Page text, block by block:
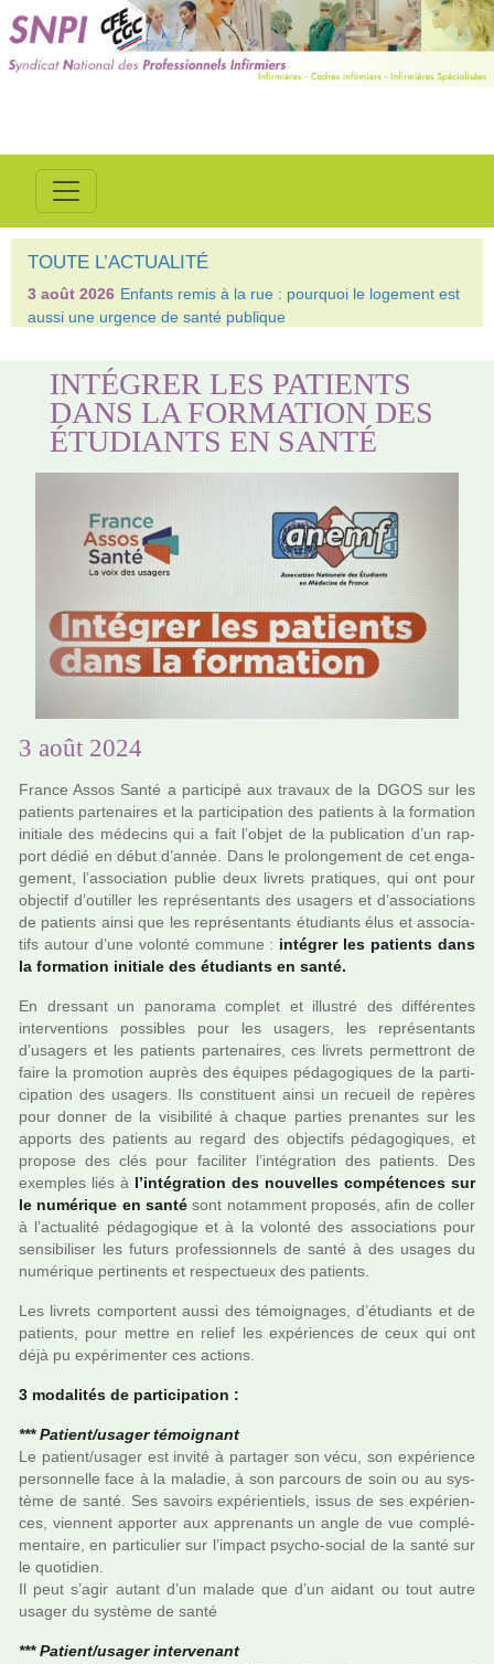
TOUTE L’ACTUALITÉ
3 août 2026 Enfants remis à la rue : pourquoi le logement est
aussi une urgence de santé publique
INTÉGRER LES PATIENTS
DANS LA FORMATION DES
ÉTUDIANTS EN SANTÉ
3 août 2024
France Assos Santé a par­ti­cipé aux tra­vaux de la DGOS sur les
patients par­te­nai­res et la par­ti­ci­pa­tion des patients à la for­ma­tion
ini­tiale des méde­cins qui a fait l’objet de la publi­ca­tion d’un rap­
port dédié en début d’année. Dans le pro­lon­ge­ment de cet enga­
ge­ment, l’asso­cia­tion publie deux livrets pra­ti­ques, qui ont pour
objec­tif d’outiller les repré­sen­tants des usa­gers et d’asso­cia­tions
de patients ainsi que les repré­sen­tants étudiants élus et asso­cia­
tifs autour d’une volonté com­mune : inté­grer les patients dans
la for­ma­tion ini­tiale des étudiants en santé.
En dres­sant un pano­rama com­plet et illus­tré des dif­fé­ren­tes
inter­ven­tions pos­si­bles pour les usa­gers, les repré­sen­tants
d’usa­gers et les patients par­te­nai­res, ces livrets per­met­tront de
faire la pro­mo­tion auprès des équipes péda­go­gi­ques de la par­ti­
ci­pa­tion des usa­gers. Ils cons­ti­tuent ainsi un recueil de repè­res
pour donner de la visi­bi­lité à chaque par­ties pre­nan­tes sur les
apports des patients au regard des objec­tifs péda­go­gi­ques, et
pro­pose des clés pour faci­li­ter l’inté­gra­tion des patients. Des
exem­ples liés à
l’inté­gra­tion des nou­vel­les com­pé­ten­ces sur
le numé­ri­que en santé sont notam­ment pro­po­sés, afin de coller
à l’actua­lité péda­go­gi­que et à la volonté des asso­cia­tions pour
sen­si­bi­li­ser les futurs pro­fes­sion­nels de santé à des usages du
numé­ri­que per­ti­nents et res­pec­tueux des patients.
Les livrets com­por­tent aussi des témoi­gna­ges, d’étudiants et de
patients, pour mettre en relief les expé­rien­ces de ceux qui ont
déjà pu expé­ri­men­ter ces actions.
3 moda­li­tés de par­ti­ci­pa­tion :
*** Patient/usager témoi­gnant
Le patient/usager est invité à par­ta­ger son vécu, son expé­rience
per­son­nelle face à la mala­die, à son par­cours de soin ou au sys­
tème de santé. Ses savoirs expé­rien­tiels, issus de ses expé­rien­
ces, vien­nent appor­ter aux appre­nants un angle de vue com­plé­
men­taire, en par­ti­cu­lier sur l’impact psycho-social de la santé sur
le quo­ti­dien.
Il peut s’agir autant d’un malade que d’un aidant ou tout autre
usager du sys­tème de santé
*** Patient/usager inter­ve­nant